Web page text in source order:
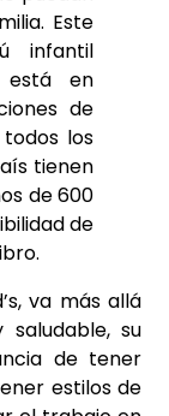
Este
infantil
está en
de
los
tienen
de 600
de
va más allá
su
de tener
estilos de